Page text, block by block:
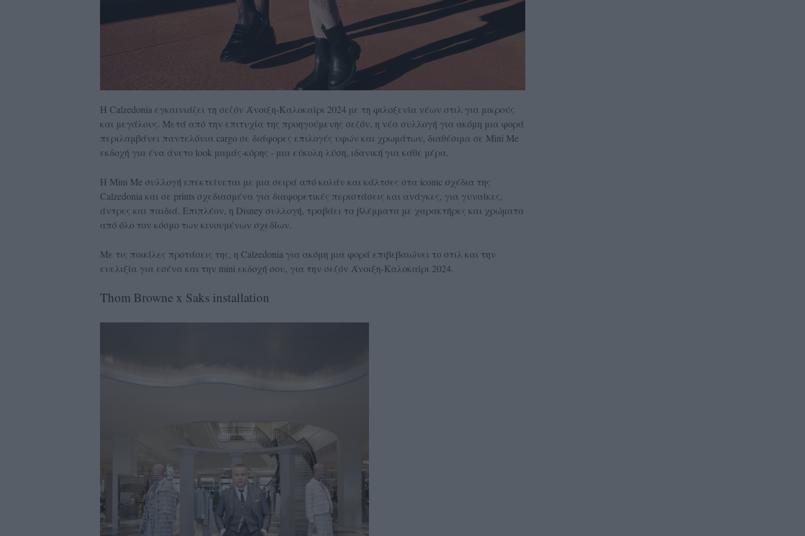
Η Calzedonia εγκαινιάζει τη σεζόν Άνοιξη-Καλοκαίρι 2024 με τη φιλοξενία νέων στιλ για μικρούς
και μεγάλους. Μετά από την επιτυχία της προηγούμενης σεζόν, η νέα συλλογή για ακόμη μια φορά
περιλαμβάνει παντελόνια cargo σε διάφορες επιλογές υφών και χρωμάτων, διαθέσιμα σε Mini Me
εκδοχή για ένα άνετο look μαμάς-κόρης - μια εύκολη λύση, ιδανική για κάθε μέρα.
H Mini Me συλλογή επεκτείνεται με μια σειρά από κολάν και κάλτσες στα iconic σχέδια της
Calzedonia και σε prints σχεδιασμένα για διαφορετικές περιστάσεις και ανάγκες, για γυναίκες,
άντρες και παιδιά. Επιπλέον, η Disney συλλογή, τραβάει τα βλέμματα με χαρακτήρες και χρώματα
από όλο τον κόσμο των κινουμένων σχεδίων.
Με τις ποικίλες προτάσεις της, η Calzedonia για ακόμη μια φορά επιβεβαιώνει το στιλ και την
ευελιξία για εσένα και την mini εκδοχή σου, για την σεζόν Άνοιξη-Καλοκαίρι 2024.
Thom Browne x Saks installation